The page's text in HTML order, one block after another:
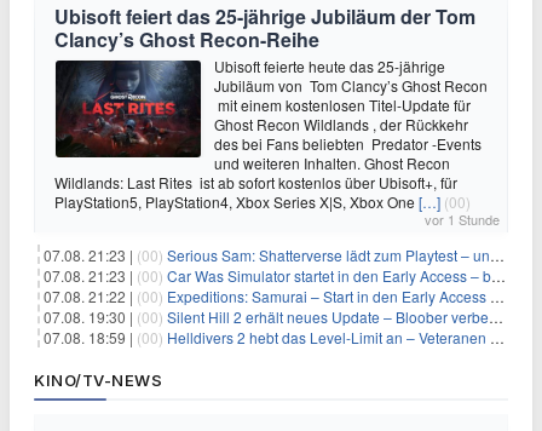
Ubisoft feiert das 25-jährige Jubiläum der Tom
Clancy’s Ghost Recon-Reihe
Ubisoft feierte heute das 25-jährige
Jubiläum von Tom Clancy’s Ghost Recon
mit einem kostenlosen Titel-Update für
Ghost Recon Wildlands , der Rückkehr
des bei Fans beliebten Predator -Events
und weiteren Inhalten. Ghost Recon
Wildlands: Last Rites ist ab sofort kostenlos über Ubisoft+, für
PlayStation5, PlayStation4, Xbox Series X|S, Xbox One […] (00)
vor 1 Stunde
07.08. 21:23 | (00) Serious Sam: Shatterverse lädt zum Playtest – und erscheint schon bald!
07.08. 21:23 | (00) Car Was Simulator startet in den Early Access – bald gehts los!
07.08. 21:22 | (00) Expeditions: Samurai – Start in den Early Access ab heute im feudalen Japan
07.08. 19:30 | (00) Silent Hill 2 erhält neues Update – Bloober verbessert Grafik und Performance
07.08. 18:59 | (00) Helldivers 2 hebt das Level-Limit an – Veteranen können endlich weiter aufsteigen
KINO/TV-NEWS